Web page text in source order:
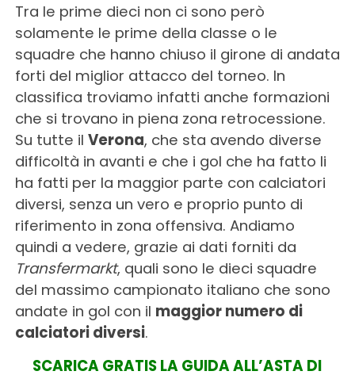
Tra le prime dieci non ci sono però
solamente le prime della classe o le
squadre che hanno chiuso il girone di andata
forti del miglior attacco del torneo. In
classifica troviamo infatti anche formazioni
che si trovano in piena zona retrocessione.
Su tutte il Verona, che sta avendo diverse
difficoltà in avanti e che i gol che ha fatto li
ha fatti per la maggior parte con calciatori
diversi, senza un vero e proprio punto di
riferimento in zona offensiva. Andiamo
quindi a vedere, grazie ai dati forniti da
Transfermarkt, quali sono le dieci squadre
del massimo campionato italiano che sono
andate in gol con il maggior numero di
calciatori diversi.
SCARICA GRATIS LA GUIDA ALL’ASTA DI